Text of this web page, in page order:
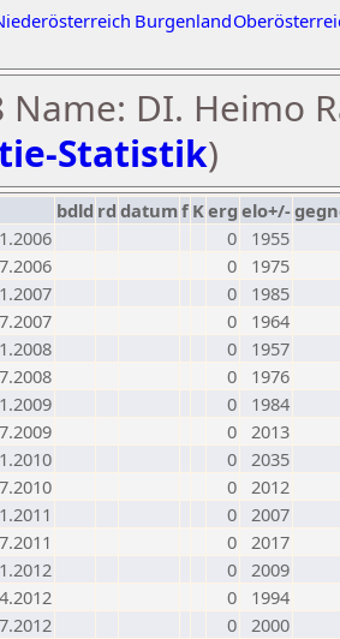
Burgenland
Name: DI. Heimo
Statistik)
bdld rd datumf Kerg elo+/-
0
1955
0
1975
0
1985
0
1964
0
1957
0
1976
0
1984
0 2013
0 2035
0 2012
0 2007
0 2017
0 2009
0
1994
0 2000